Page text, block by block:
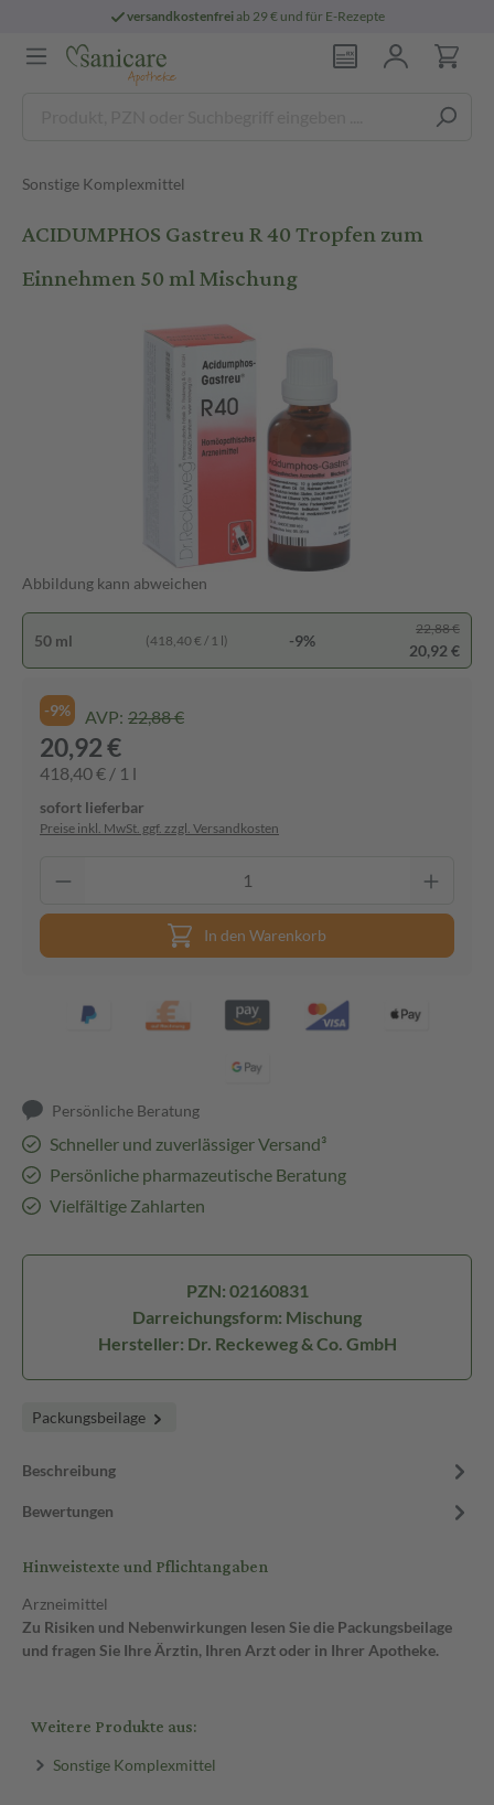
versandkostenfreiab 29 € und für E-Rezepte
Sonstige Komplexmittel
ACIDUMPHOS Gastreu R 40 Tropfen zum
Einnehmen 50 ml Mischung
Abbildung kann abweichen
50 ml (418,40 € / 1 l) -9%
22,88 €
20,92 €
-9% AVP: 22,88 €
20,92 €
418,40 € / 1 l
sofort lieferbar
Preise inkl. MwSt. ggf. zzgl. Versandkosten
In den Warenkorb
Persönliche Beratung
Schneller und zuverlässiger Versand³
Persönliche pharmazeutische Beratung
Vielfältige Zahlarten
PZN: 02160831
Darreichungsform: Mischung
Hersteller: Dr. Reckeweg & Co. GmbH
Packungsbeilage
Beschreibung
Bewertungen
Hinweistexte und Pflichtangaben
Arzneimittel
Zu Risiken und Nebenwirkungen lesen Sie die Packungsbeilage
und fragen Sie Ihre Ärztin, Ihren Arzt oder in Ihrer Apotheke.
Weitere Produkte aus:
Sonstige Komplexmittel